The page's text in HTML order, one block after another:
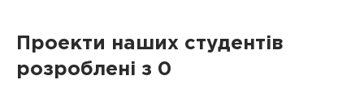
Проекти наших студентів
розроблені з 0